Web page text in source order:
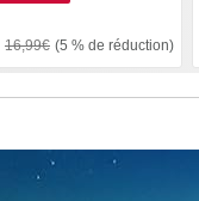
16,99€ (5 % de réduction)